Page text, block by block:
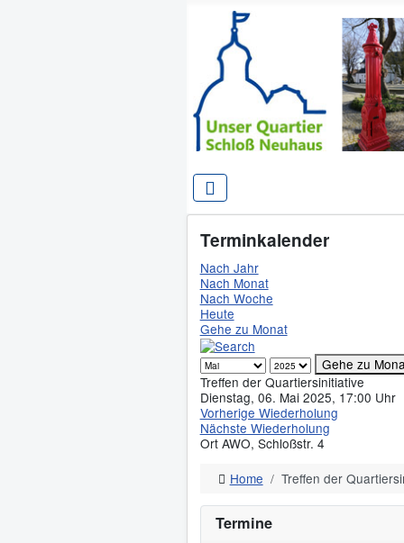
Terminkalender
Nach Jahr
Nach Monat
Nach Woche
Heute
Gehe zu Monat
Gehe zu
Treffen der Quartiersinitiative
Dienstag, 06. Mai 2025, 17:00 Uhr
Vorherige Wiederholung
Nächste Wiederholung
Ort AWO, Schloßstr. 4
Home
Treffen der
Termine